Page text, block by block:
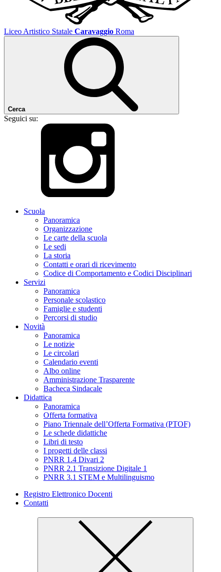
Liceo Artistico Statale Caravaggio Roma
Cerca
Seguici su:
Scuola
Panoramica
Organizzazione
Le carte della scuola
Le sedi
La storia
Contatti e orari di ricevimento
Codice di Comportamento e Codici Disciplinari
Servizi
Panoramica
Personale scolastico
Famiglie e studenti
Percorsi di studio
Novità
Panoramica
Le notizie
Le circolari
Calendario eventi
Albo online
Amministrazione Trasparente
Bacheca Sindacale
Didattica
Panoramica
Offerta formativa
Piano Triennale dell’Offerta Formativa (PTOF)
Le schede didattiche
Libri di testo
I progetti delle classi
PNRR 1.4 Divari 2
PNRR 2.1 Transizione Digitale 1
PNRR 3.1 STEM e Multilinguismo
Registro Elettronico Docenti
Contatti